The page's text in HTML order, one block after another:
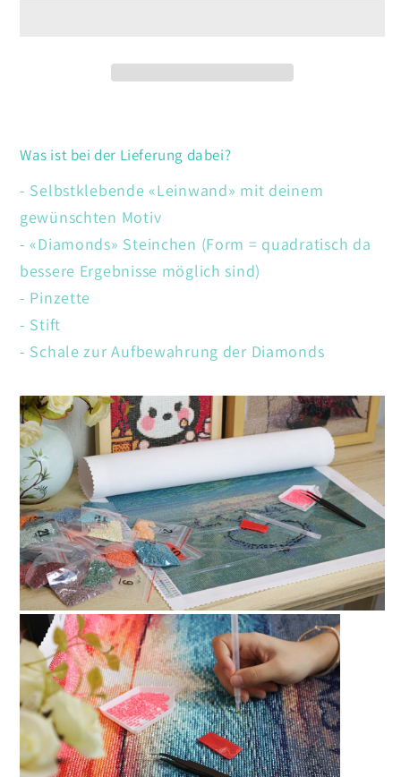
Was ist bei der Lieferung dabei?
- Selbstklebende «Leinwand» mit deinem
gewünschten Motiv
- «Diamonds» Steinchen (Form = quadratisch da
bessere Ergebnisse möglich sind)
- Pinzette
- Stift
- Schale zur Aufbewahrung der Diamonds